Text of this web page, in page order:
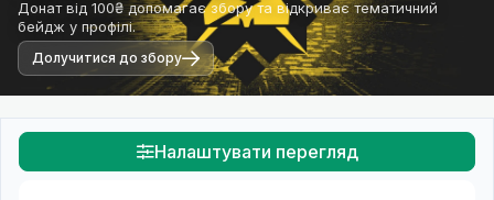
Донат від 100₴ допомагає збору та відкриває тематичний
бейдж у профілі.
Долучитися до збору
Налаштувати перегляд